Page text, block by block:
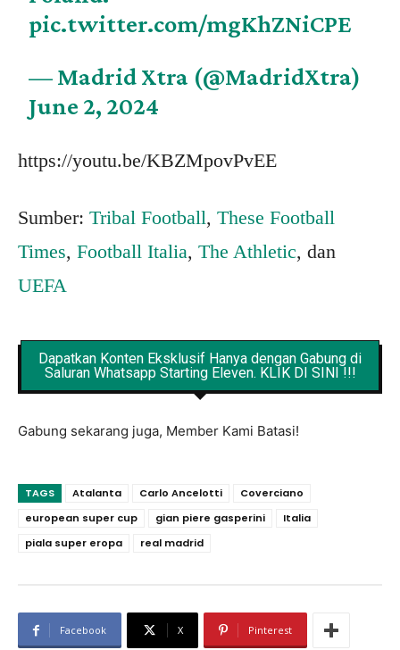
pic.twitter.com/mgKhZNiCPE
— Madrid Xtra (@MadridXtra)
June 2, 2024
https://youtu.be/KBZMpovPvEE
Sumber: Tribal Football, These Football
Times, Football Italia, The Athletic, dan
UEFA
Dapatkan Konten Eksklusif Hanya dengan Gabung di
Saluran Whatsapp Starting Eleven. KLIK DI SINI !!!
Gabung sekarang juga, Member Kami Batasi!
TAGS Atalanta Carlo Ancelotti
Coverciano
european super cup
gian piere gasperini
Italia
piala super eropa
real madrid
Facebook X Pinterest